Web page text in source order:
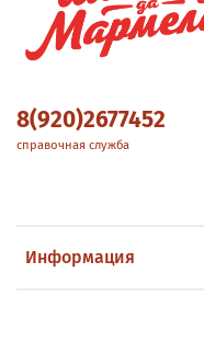
Информация
8(920)2677452
справочная служба